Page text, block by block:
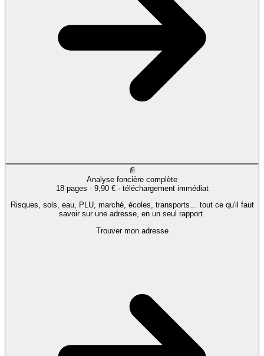
📄
Analyse foncière complète
18 pages · 9,90 €· téléchargement immédiat
Risques, sols, eau, PLU, marché, écoles, transports… tout ce qu'il faut
savoir sur une adresse, en un seul rapport.
Trouver mon adresse